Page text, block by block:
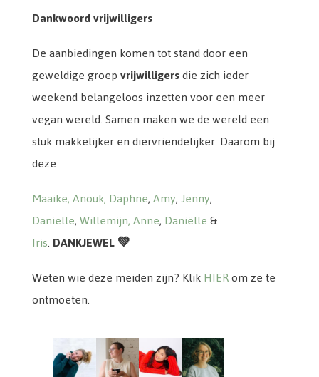
Dankwoord vrijwilligers
De aanbiedingen komen tot stand door een
geweldige groepvrijwilligersdie zich ieder
weekend belangeloos inzetten voor een meer
vegan wereld. Samen maken we de wereld een
stuk makkelijker en diervriendelijker. Daarom bij
deze
Maaike,Anouk,Daphne,Amy,Jenny,
Danielle,Willemijn,Anne,Daniëlle&
Iris.DANKJEWEL 💚
Weten wie deze meiden zijn? KlikHIERom ze te
ontmoeten.